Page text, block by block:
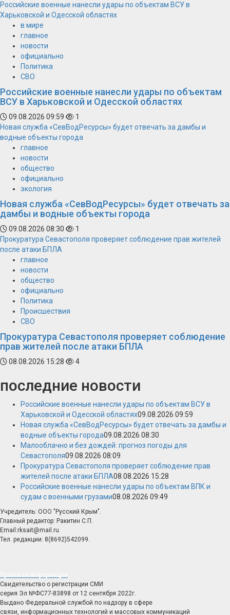
Российские военные нанесли удары по объектам ВСУ в
Харьковской и Одесской областях
в мире
главное
новости
официально
Политика
СВО
Российские военные нанесли удары по объектам
ВСУ в Харьковской и Одесской областях
09.08.2026 09:59
1
Новая служба «СевВодРесурсы» будет отвечать за дамбы и
водные объекты города
главное
новости
общество
официально
экология
Новая служба «СевВодРесурсы» будет отвечать за
дамбы и водные объекты города
09.08.2026 08:30
1
Прокуратура Севастополя проверяет соблюдение прав жителей
после атаки БПЛА
главное
новости
общество
официально
Политика
Происшествия
СВО
Прокуратура Севастополя проверяет соблюдение
прав жителей после атаки БПЛА
08.08.2026 15:28 4
последние новости
Российские военные нанесли удары по объектам ВСУ в
Харьковской и Одесской областях09.08.2026 09:59
Новая служба «СевВодРесурсы» будет отвечать за дамбы и
водные объекты города09.08.2026 08:30
Малооблачно и без дождей: прогноз погоды для
Севастополя09.08.2026 08:09
Прокуратура Севастополя проверяет соблюдение прав
жителей после атаки БПЛА08.08.2026 15:28
Российские военные нанесли удары по объектам ВПК и
судам с военными грузами08.08.2026 09:49
Учредитель: ООО "Русский Крым".
Главный редактор: Ракитин С.П.
Email:rksait@mail.ru.
Тел. редакции: 8(8692)542099.
Свидетельство о регистрации СМИ
серия Эл №ФС77-83898 от 12 сентября 2022г.
Выдано Федеральной службой по надзору в сфере
связи, информационных технологий и массовых коммуникаций